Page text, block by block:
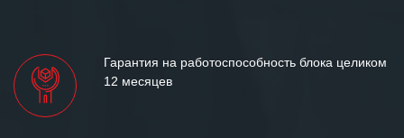
Гарантия на работоспособность блока целиком
12 месяцев